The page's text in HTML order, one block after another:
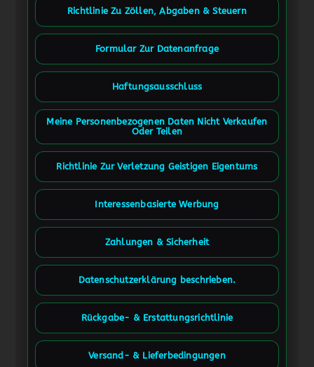
Richtlinie Zu Zöllen, Abgaben & Steuern
Formular Zur Datenanfrage
Haftungsausschluss
Meine Personenbezogenen Daten Nicht Verkaufen
Oder Teilen
Richtlinie Zur Verletzung Geistigen Eigentums
Interessenbasierte Werbung
Zahlungen & Sicherheit
Datenschutzerklärung beschrieben.
Rückgabe- & Erstattungsrichtlinie
Versand- & Lieferbedingungen